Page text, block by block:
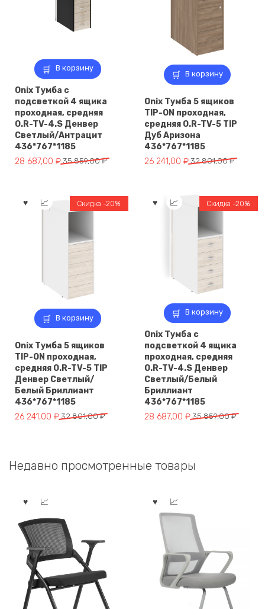
В корзину
Onix Тумба с
подсветкой 4 ящика
проходная, средняя
O.R-TV-4.S Денвер
Светлый/Антрацит
436*767*1185
35 859,00₽
Первоначальная
859,00 ₽.
28 687,00 ₽
Текущая
687,00 ₽.
В корзину
Onix Тумба 5 ящиков
TIP-ON проходная,
средняя O.R-TV-5 TIP
Дуб Аризона
436*767*1185
32 801,00₽
Первоначальная
801,00 ₽.
26 241,00 ₽
Текущая
241,00 ₽.
В корзину
Скидка -20%
Onix Тумба 5 ящиков
TIP-ON проходная,
средняя O.R-TV-5 TIP
Денвер Светлый/
Белый Бриллиант
436*767*1185
32 801,00₽
Первоначальная
801,00 ₽.
26 241,00 ₽
Текущая
В корзину
Скидка -20%
Onix Тумба с
подсветкой 4 ящика
проходная, средняя
O.R-TV-4.S Денвер
Светлый/Белый
Бриллиант
436*767*1185
35 859,00₽
Первоначальная
859,00 ₽.
28 687,00 ₽
Текущая
Недавно просмотренные товары